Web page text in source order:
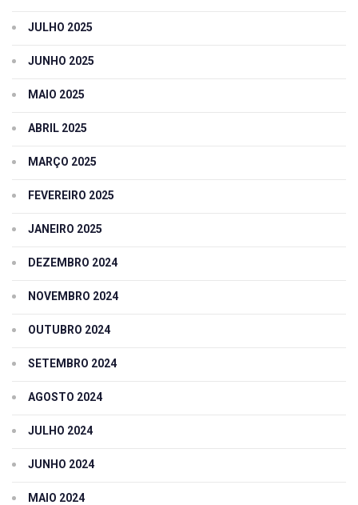
JULHO 2025
JUNHO 2025
MAIO 2025
ABRIL 2025
MARÇO 2025
FEVEREIRO 2025
JANEIRO 2025
DEZEMBRO 2024
NOVEMBRO 2024
OUTUBRO 2024
SETEMBRO 2024
AGOSTO 2024
JULHO 2024
JUNHO 2024
MAIO 2024